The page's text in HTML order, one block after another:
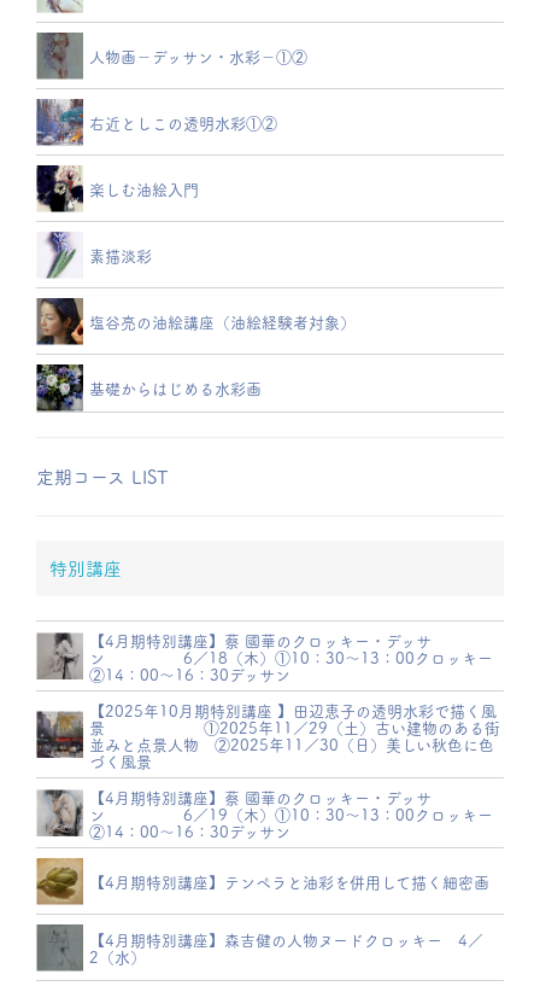
人物画－デッサン・水彩－①②
右近としこの透明水彩①②
楽しむ油絵入門
素描淡彩
塩谷亮の油絵講座（油絵経験者対象）
基礎からはじめる水彩画
定期コース LIST
特別講座
【4月期特別講座】蔡 國華のクロッキー・デッサ
ン 6／18（木）①10：30～13：00クロッキー
②14：00～16：30デッサン
【2025年10月期特別講座 】田辺恵子の透明水彩で描く風
景 ①2025年11／29（土）古い建物のある街
並みと点景人物 ②2025年11／30（日）美しい秋色に色
づく風景
【4月期特別講座】蔡 國華のクロッキー・デッサ
ン 6／19（木）①10：30～13：00クロッキー
②14：00～16：30デッサン
【4月期特別講座】テンペラと油彩を併用して描く細密画
【4月期特別講座】森吉健の人物ヌードクロッキー 4／
2（水）